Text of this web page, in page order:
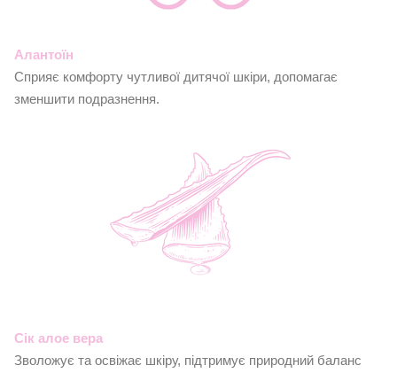
Алантоїн
Сприяє комфорту чутливої дитячої шкіри, допомагає
зменшити подразнення.
Сік алое вера
Зволожує та освіжає шкіру, підтримує природний баланс